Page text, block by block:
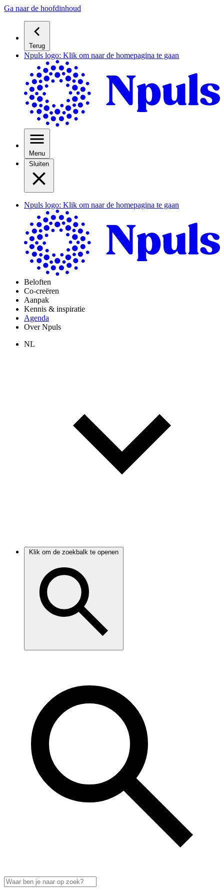
Ga naar de hoofdinhoud
Terug
Npuls logo: Klik om naar de homepagina te gaan
Menu
Sluiten
Npuls logo: Klik om naar de homepagina te gaan
Beloften
Co-creëren
Aanpak
Kennis & inspiratie
Agenda
Over Npuls
NL
Klik om de zoekbalk te openen